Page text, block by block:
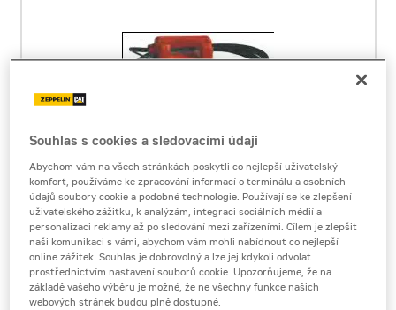
PERLES AM35
ponorný vibrátor
Hmotnost
Frekvence
60
Druh pohonu
Souhlas s cookies a sledovacími údaji
Abychom vám na všech stránkách poskytli co nejlepší uživatelský
komfort, používáme ke zpracování informací o terminálu a osobních
údajů soubory cookie a podobné technologie. Používají se ke zlepšení
uživatelského zážitku, k analýzám, integraci sociálních médií a
personalizaci reklamy až po sledování mezi zařízeními. Cílem je zlepšit
naši komunikaci s vámi, abychom vám mohli nabídnout co nejlepší
online zážitek. Souhlas je dobrovolný a lze jej kdykoli odvolat
prostřednictvím nastavení souborů cookie. Upozorňujeme, že na
základě vašeho výběru je možné, že ne všechny funkce našich
webových stránek budou plně dostupné.